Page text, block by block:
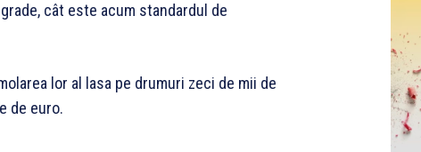
cât este acum standardul de
lor al lasa pe drumuri zeci de mii de
de euro.